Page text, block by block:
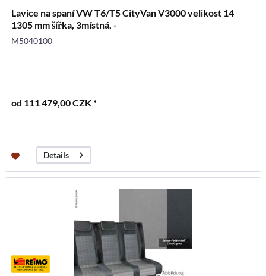
Lavice na spaní VW T6/T5 CityVan V3000 velikost 14
1305 mm šířka, 3místná, -
M5040100
od 111 479,00 CZK *
Details